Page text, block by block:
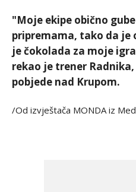
"Moje ekipe obično
pripremama, tako da je
je čokolada za moje
rekao je trener
pobjede nad Krupom.
/Od izvještača MONDA iz